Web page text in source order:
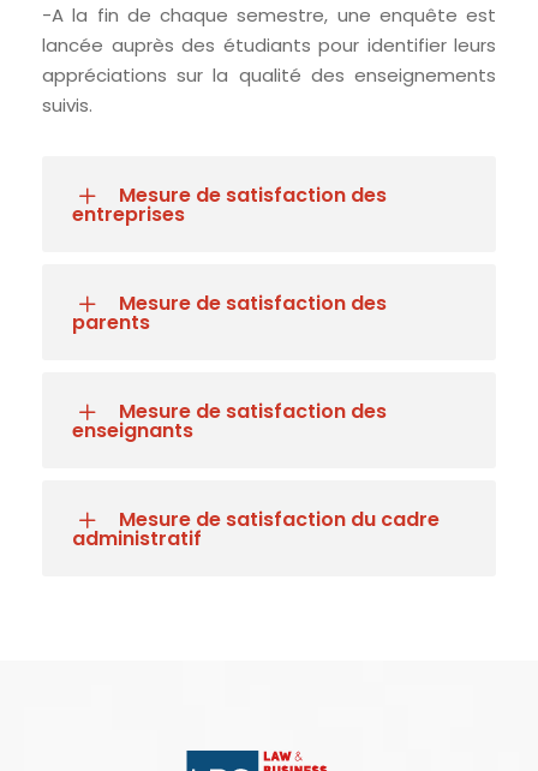
-A la fin de chaque semestre, une enquête est
lancée auprès des étudiants pour identifier leurs
appréciations sur la qualité des enseignements
suivis.
Mesure de satisfaction des
entreprises
Mesure de satisfaction des
parents
Mesure de satisfaction des
enseignants
Mesure de satisfaction du cadre
administratif